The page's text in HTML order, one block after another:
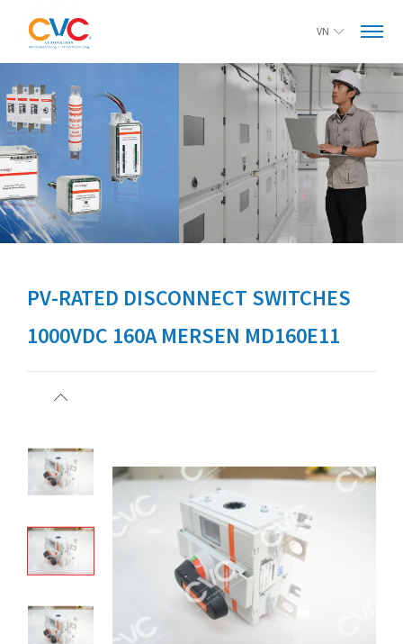
VN
PV-RATED DISCONNECT SWITCHES
1000VDC 160A MERSEN MD160E11